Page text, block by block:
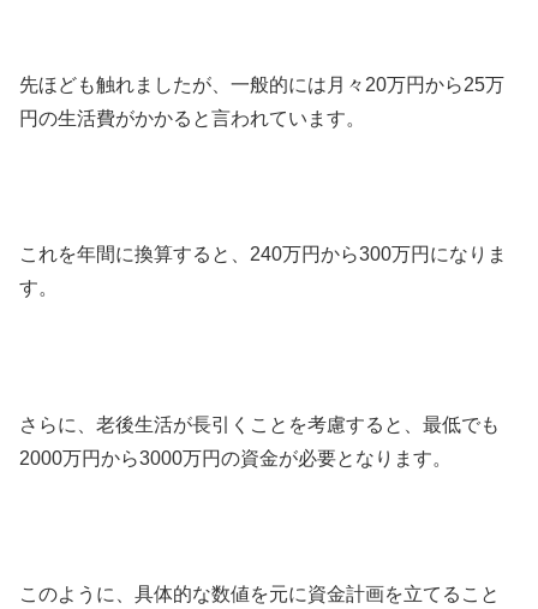
先ほども触れましたが、一般的には月々20万円から25万
円の生活費がかかると言われています。
これを年間に換算すると、240万円から300万円になりま
す。
さらに、老後生活が長引くことを考慮すると、最低でも
2000万円から3000万円の資金が必要となります。
このように、具体的な数値を元に資金計画を立てること